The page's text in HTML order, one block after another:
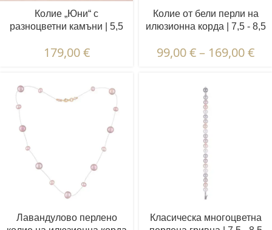
Колие „Юни“ с
разноцветни камъни | 5,5
перли + цветни камъни
179,00€
Колие от бели перли на
илюзионна корда | 7,5 - 8,5
перли | 19 бр.
99,00€– 169,00€
Лавандулово перлено
Класическа многоцветна